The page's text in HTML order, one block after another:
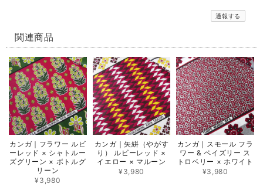
通報する
関連商品
カンガ｜フラワー ルビ
ーレッド × シャトルー
ズグリーン × ボトルグ
リーン
¥3,980
カンガ｜矢絣（やがす
り） ルビーレッド ×
イエロー × マルーン
¥3,980
カンガ｜スモール フラ
ワー & ペイズリー ス
トロベリー × ホワイト
¥3,980